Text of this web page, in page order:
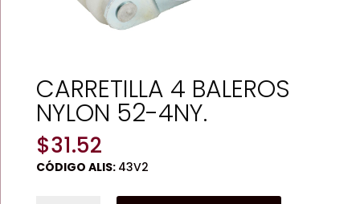
CARRETILLA 4 BALEROS
NYLON 52-4NY.
$31.52
CÓDIGO ALIS: 43V2